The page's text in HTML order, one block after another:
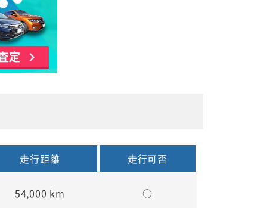
走行距離
走行可否
54,000 km ○